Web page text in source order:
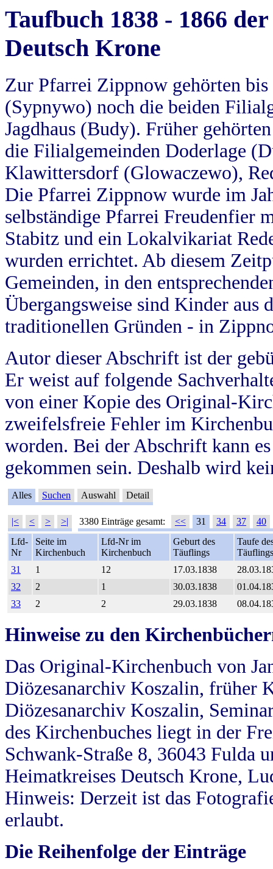
Taufbuch 1838 - 1866
Deutsch Krone
Zur Pfarrei Zippnow gehörten
(Sypnywo) noch die beiden
Jagdhaus (Budy). Früher
die Filialgemeinden Doderlage
Klawittersdorf (Glowaczewo),
Die Pfarrei Zippnow wurde im
selbständige Pfarrei Freudenfier
Stabitz und ein Lokalvikariat
wurden errichtet. Ab diesem
Gemeinden, in den
Übergangsweise sind Kinder aus
traditionellen Gründen - in
Autor dieser Abschrift ist der
Er weist auf folgende
von einer Kopie des Original-
zweifelsfreie Fehler im
worden. Bei der Abschrift kann
gekommen sein. Deshalb wird
Alles Suchen Auswahl Detail
|< < > >| 3380 Einträge gesamt: << 31 34 37
40
Lfd-
Nr
Seite im
Kirchenbuch
Lfd-Nr im
Kirchenbuch
Geburt des
Täuflings
Taufe
Täuflings
31
1 12 17.03.1838
32
2 1 30.03.1838
33
2 2 29.03.1838
Hinweise zu den
Das Original-Kirchenbuch von
Diözesanarchiv Koszalin, früher
Diözesanarchiv Koszalin,
des Kirchenbuches liegt in der
Schwank-Straße 8, 36043 Fulda
Heimatkreises Deutsch Krone,
Hinweis: Derzeit ist das
erlaubt.
Die Reihenfolge der Einträge